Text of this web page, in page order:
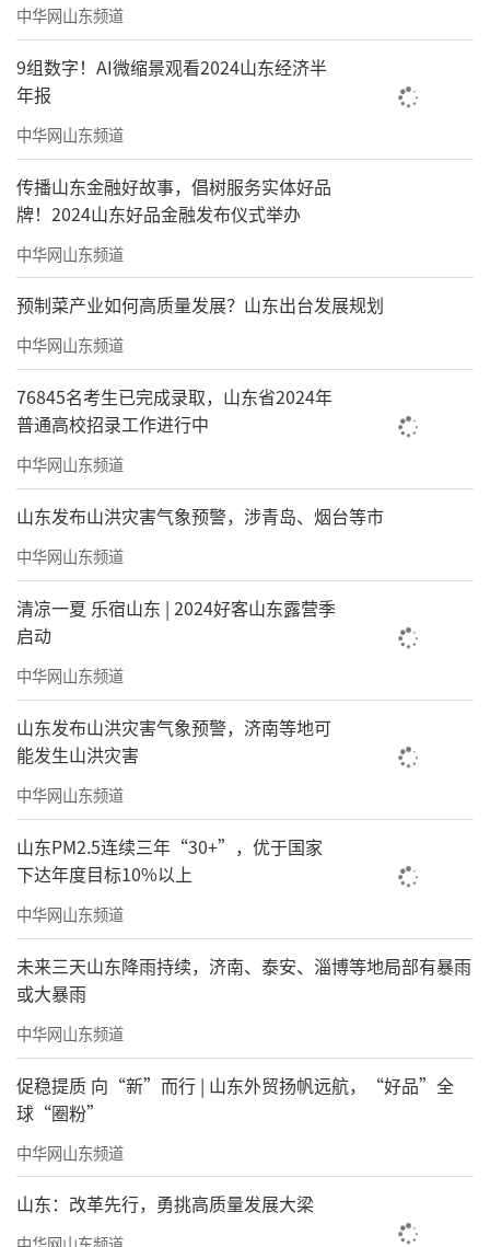
中华网山东频道
9组数字！AI微缩景观看2024山东经济半
年报
中华网山东频道
传播山东金融好故事，倡树服务实体好品
牌！2024山东好品金融发布仪式举办
中华网山东频道
预制菜产业如何高质量发展？山东出台发展规划
中华网山东频道
76845名考生已完成录取，山东省2024年
普通高校招录工作进行中
中华网山东频道
山东发布山洪灾害气象预警，涉青岛、烟台等市
中华网山东频道
清凉一夏 乐宿山东 | 2024好客山东露营季
启动
中华网山东频道
山东发布山洪灾害气象预警，济南等地可
能发生山洪灾害
中华网山东频道
山东PM2.5连续三年“30+”，优于国家
下达年度目标10%以上
中华网山东频道
未来三天山东降雨持续，济南、泰安、淄博等地局部有暴雨
或大暴雨
中华网山东频道
促稳提质 向“新”而行 | 山东外贸扬帆远航，“好品”全
球“圈粉”
中华网山东频道
山东：改革先行，勇挑高质量发展大梁